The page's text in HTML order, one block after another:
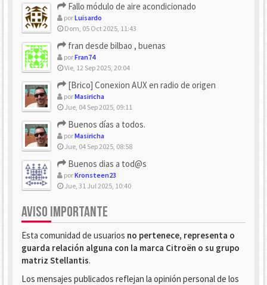
Fallo módulo de aire acondicionado
porLuisardo
Dom, 05 Oct 2025, 11:43
fran desde bilbao , buenas
porFran74
Vie, 12 Sep 2025, 20:04
[Brico] Conexion AUX en radio de origen
porMasiricha
Jue, 04 Sep 2025, 09:11
Buenos días a todos.
porMasiricha
Jue, 04 Sep 2025, 08:58
Buenos dias a tod@s
porKronsteen23
Jue, 31 Jul 2025, 10:40
AVISO IMPORTANTE
Esta comunidad de usuarios no pertenece, representa o
guarda relación alguna con la marca Citroën o su grupo
matriz Stellantis.
Los mensajes publicados reflejan la opinión personal de los